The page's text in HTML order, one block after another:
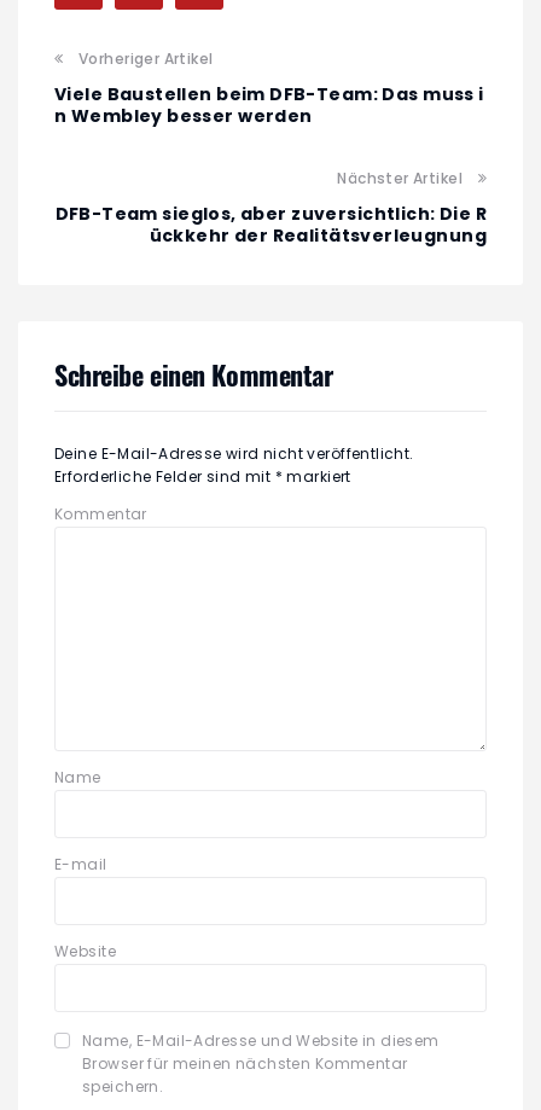
Vorheriger Artikel
Viele Baustellen beim DFB-Team: Das muss i
n Wembley besser werden
Nächster Artikel
DFB-Team sieglos, aber zuversichtlich: Die R
ückkehr der Realitätsverleugnung
Schreibe einen Kommentar
Deine E-Mail-Adresse wird nicht veröffentlicht.
Erforderliche Felder sind mit * markiert
Kommentar
Name
E-mail
Website
Name, E-Mail-Adresse und Website in diesem
Browser für meinen nächsten Kommentar
speichern.